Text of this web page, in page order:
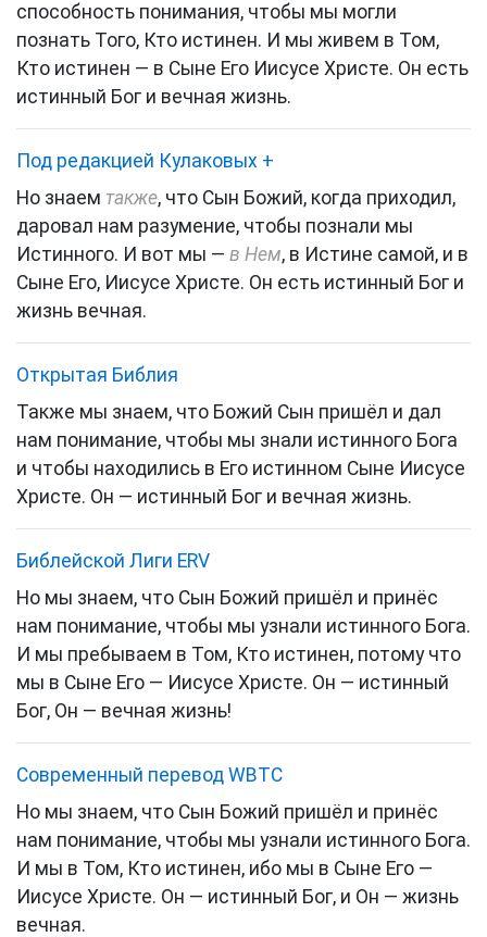
способность понимания, чтобы мы могли
познать Того, Кто истинен. И мы живем в Том,
Кто истинен — в Сыне Его Иисусе Христе. Он есть
истинный Бог и вечная жизнь.
Под редакцией Кулаковых +
Но знаем также, что Сын Божий, когда приходил,
даровал нам разумение, чтобы познали мы
Истинного. И вот мы — в Нем, в Истине самой, и в
Сыне Его, Иисусе Христе. Он есть истинный Бог и
жизнь вечная.
Открытая Библия
Также мы знаем, что Божий Сын пришёл и дал
нам понимание, чтобы мы знали истинного Бога
и чтобы находились в Его истинном Сыне Иисусе
Христе. Он — истинный Бог и вечная жизнь.
Библейской Лиги ERV
Но мы знаем, что Сын Божий пришёл и принёс
нам понимание, чтобы мы узнали истинного Бога.
И мы пребываем в Том, Кто истинен, потому что
мы в Сыне Его — Иисусе Христе. Он — истинный
Бог, Он — вечная жизнь!
Cовременный перевод WBTC
Но мы знаем, что Сын Божий пришёл и принёс
нам понимание, чтобы мы узнали истинного Бога.
И мы в Том, Кто истинен, ибо мы в Сыне Его —
Иисусе Христе. Он — истинный Бог, и Он — жизнь
вечная.